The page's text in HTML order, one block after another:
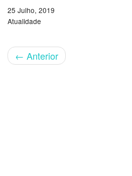
25 Julho, 2019
Atualidade
← Anterior